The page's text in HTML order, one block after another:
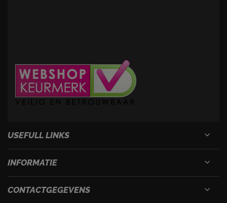
USEFULL LINKS
INFORMATIE
CONTACTGEGEVENS